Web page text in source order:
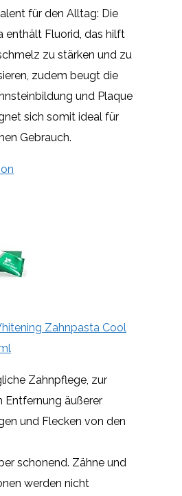
für den Alltag: Die
enthält Fluorid, das hilft
zu stärken und zu
zudem beugt die
und Plaque
sich somit ideal für
Gebrauch.
Zahnpasta Cool
Zahnpflege, zur
Entfernung äußerer
und Flecken von den
schonend. Zähne und
werden nicht